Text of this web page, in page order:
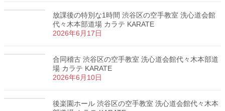
放課後の特別な1時間 渋谷区の空手教室 洗心道会館
代々木本部道場 カラテ KARATE
2026年6月17日
合同稽古 渋谷区の空手教室 洗心道会館代々木本部道
場 カラテ KARATE
2026年6月10日
後楽園ホール 渋谷区の空手教室 洗心道会館代々木本